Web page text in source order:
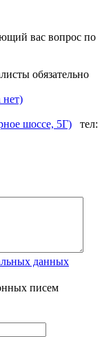
вас вопрос по
обязательно
шоссе, 5Г)
тел:
данных
писем